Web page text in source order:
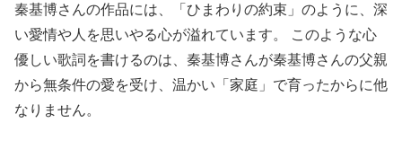
秦基博さんの作品には、「ひまわりの約束」のように、深
い愛情や人を思いやる心が溢れています。 このような心
優しい歌詞を書けるのは、秦基博さんが秦基博さんの父親
から無条件の愛を受け、温かい「家庭」で育ったからに他
なりません。